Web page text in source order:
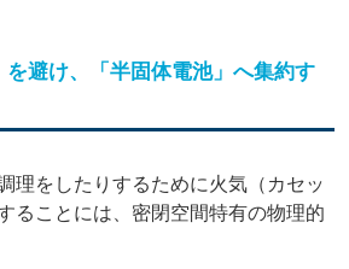
避け、「半固体電池」へ集約す
理をしたりするために火気（カセッ
ることには、密閉空間特有の物理的